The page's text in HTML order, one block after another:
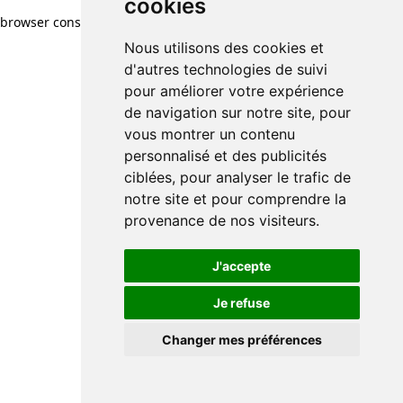
cookies
Nous utilisons des cookies et
d'autres technologies de suivi
pour améliorer votre expérience
de navigation sur notre site, pour
vous montrer un contenu
personnalisé et des publicités
ciblées, pour analyser le trafic de
notre site et pour comprendre la
provenance de nos visiteurs.
J'accepte
Je refuse
Changer mes préférences
browser console for more information)